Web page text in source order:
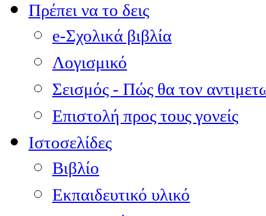
Πρέπει να το δεις
e-Σχολικά βιβλία
Λογισμικό
Σεισμός - Πώς θα τον
Επιστολή προς τους γονείς
Ιστοσελίδες
Βιβλίο
Εκπαιδευτικό υλικό